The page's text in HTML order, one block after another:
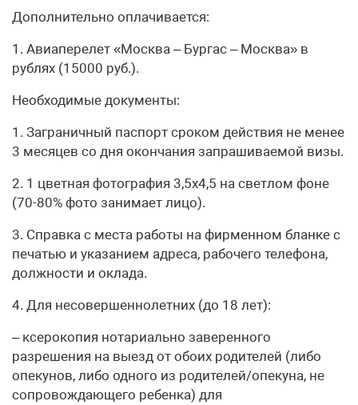
Дополнительно оплачивается:
1. Авиаперелет «Москва – Бургас – Москва» в
рублях (15000 руб.).
Необходимые документы:
1. Заграничный паспорт сроком действия не менее
3 месяцев со дня окончания запрашиваемой визы.
2. 1 цветная фотография 3,5х4,5 на светлом фоне
(70-80% фото занимает лицо).
3. Справка с места работы на фирменном бланке с
печатью и указанием адреса, рабочего телефона,
должности и оклада.
4. Для несовершеннолетних (до 18 лет):
– ксерокопия нотариально заверенного
разрешения на выезд от обоих родителей (либо
опекунов, либо одного из родителей/опекуна, не
сопровождающего ребенка) для